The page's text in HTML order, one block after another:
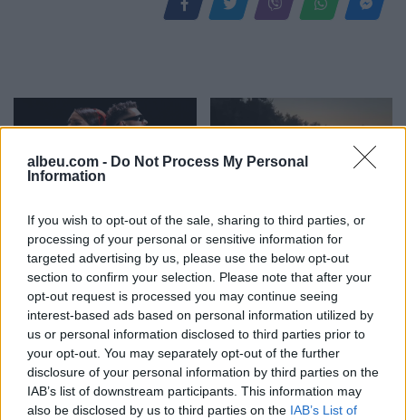
albeu.com - Do Not Process My Personal
Information
If you wish to opt-out of the sale, sharing to third parties, or
processing of your personal or sensitive information for
targeted advertising by us, please use the below opt-out
section to confirm your selection. Please note that after your
opt-out request is processed you may continue seeing
interest-based ads based on personal information utilized by
us or personal information disclosed to third parties prior to
your opt-out. You may separately opt-out of the further
disclosure of your personal information by third parties on the
IAB’s list of downstream participants. This information may
also be disclosed by us to third parties on the IAB’s List of
Adelina Ismaili rikthehet
me projekt të ri/ Zbulon
bashkëpunimin surprizë
me Gimbo-n
Aksident i rëndë në Papër,
makina godet trasenë
anësore të rrugës